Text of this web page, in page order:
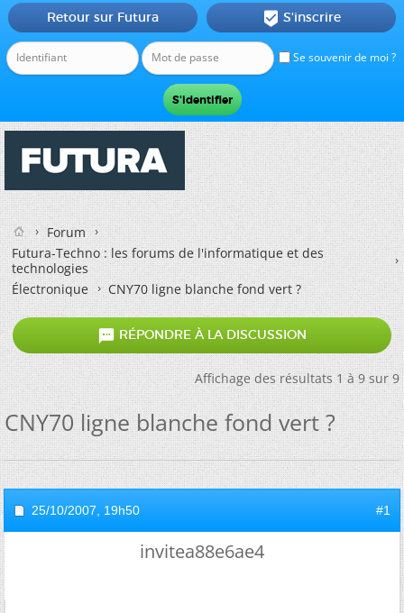
Se souvenir de moi ?
Retour sur Futura  S'inscrire
Forum
Futura-Techno : les forums de l'informatique et des
technologies
Électronique
CNY70 ligne blanche fond vert ?
 RÉPONDRE À LA DISCUSSION
Affichage des résultats 1 à 9 sur 9
CNY70 ligne blanche fond vert ?
25/10/2007, 19h50 #1
invitea88e6ae4